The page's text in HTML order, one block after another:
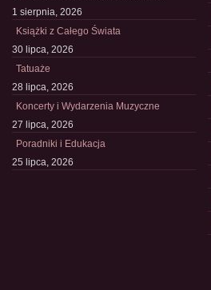
1 sierpnia, 2026
Książki z Całego Świata
30 lipca, 2026
Tatuaże
28 lipca, 2026
Koncerty i Wydarzenia Muzyczne
27 lipca, 2026
Poradniki i Edukacja
25 lipca, 2026